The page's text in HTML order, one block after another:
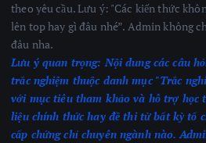
theo yêu cầu. Lưu ý: "Các kiến thức
lên top hay gì đâu nhé”. Admin không
đâu nha.
Lưu ý quan trọng: Nội dung các câu
trắc nghiệm thuộc danh mục "Trắc
với mục tiêu tham khảo và hỗ trợ
liệu chính thức hay đề thi từ bất kỳ tổ
cấp chứng chỉ chuyên ngành nào.